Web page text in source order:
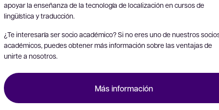
apoyar la enseñanza de la tecnología de localización en cursos de
lingüística y traducción.
¿Te interesaría ser socio académico? Si no eres uno de nuestros
académicos, puedes obtener más información sobre las ventajas de
unirte a nosotros.
Más información